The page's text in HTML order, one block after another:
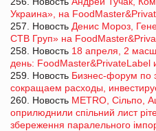
Украина», на
257. Новость Денис Мороз,
СТВ Груп» на
258. Новость 18 апреля, 2
день: FoodMaster&PrivateLabel
259. Новость Бизнес-форум по
сокращаем расходы,
260. Новость METRO, Сiльпо,
оприлюднили спільний лист
збереження паралельного